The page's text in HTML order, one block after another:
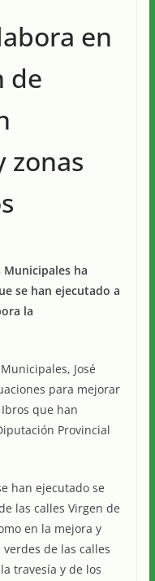
en
de
zonas
ha
se han ejecutado a
la
José
para mejorar
que han
Provincial
han ejecutado se
las calles Virgen de
en la mejora y
de las calles
travesía y de los